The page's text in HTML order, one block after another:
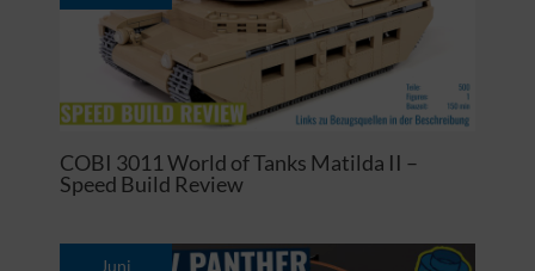
COBI 3011 World of Tanks Matilda II –
Speed Build Review
Juni